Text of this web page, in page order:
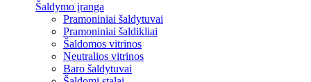
Šaldymo įranga
Pramoniniai šaldytuvai
Pramoniniai šaldikliai
Šaldomos vitrinos
Neutralios vitrinos
Baro šaldytuvai